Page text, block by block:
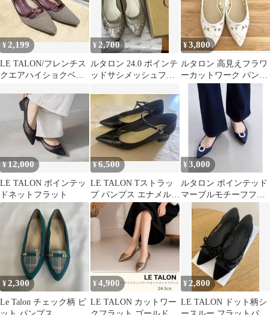
¥2,199
LE TALON/フレンチス
クエアハイショクベル
¥2,700
ルタロン 24.0 ポインテ
ッドサシメッシュフラ
ールド
¥3,800
ルタロン 高見えフラワ
ーカットワーク パンプ
ス 23.0cm フラットシュ
¥12,000
LE TALON ポインテッ
ドネットフラット
¥6,500
LE TALON Tストラッ
プ パンプス エナメルブ
ラック24cm
¥ 3,000
ルタロン ポインテッド
マーブルモチーフフラ
¥2,300
Le Talon チェック柄 ビ
¥4,900
LE TALON カットワー
¥ 2,800
LE TALON ドット柄シ